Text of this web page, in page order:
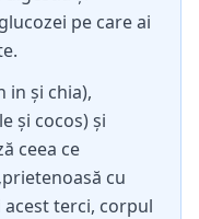
pe care ai
in și chia),
și cocos) și
ceea ce
cu
acest terci, corpul